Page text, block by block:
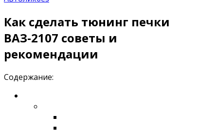
Как сделать тюнинг печки
ВАЗ-2107 советы и
рекомендации
Содержание: